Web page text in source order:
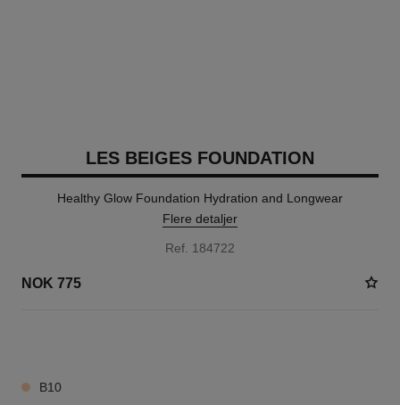
LES BEIGES FOUNDATION
Healthy Glow Foundation Hydration and Longwear
Flere detaljer
Ref. 184722
NOK 775
B10